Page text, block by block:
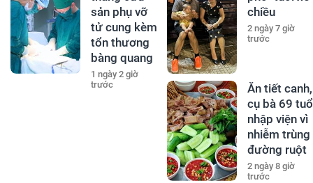
sản phụ vỡ
tử cung kèm
tổn thương
bàng quang
1 ngày 2 giờ
trước
chiều
2 ngày 7 giờ
trước
Ăn tiết canh,
cụ bà 69
nhập viện vì
nhiễm trùng
đường ruột
2 ngày 8 giờ
trước